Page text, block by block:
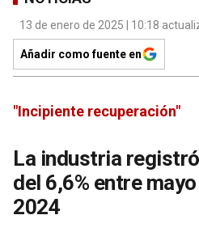
13 de enero de 2025 | 10:18
Añadir como fuente en
"Incipiente recuperación"
La industria
del 6,6% entre
2024